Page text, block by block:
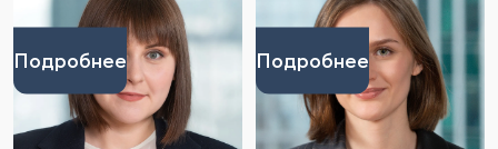
Подробнее Подробнее